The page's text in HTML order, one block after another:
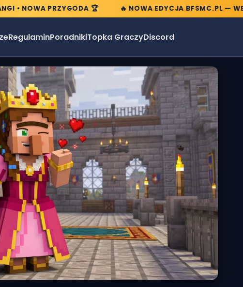
NOWA PRZYGODA 🏆 🔥 NOWA EDYCJA BFSMC.PL —
RegulaminPoradnikiTopka GraczyDiscord